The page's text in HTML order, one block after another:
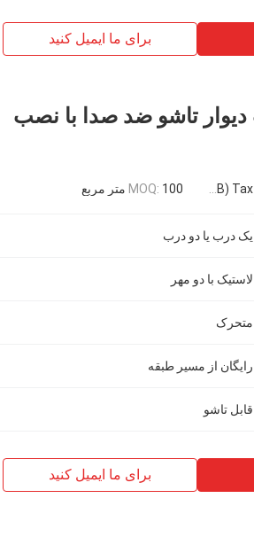
برای ما ایمیل کنید
تاشو ضد صدا با نصب
MOQ: 100 متر مربع
یک درب یا دو درب
لاستیک با دو مهر
متحرک
رایگان از مسیر طبقه
قابل تاشو
برای ما ایمیل کنید